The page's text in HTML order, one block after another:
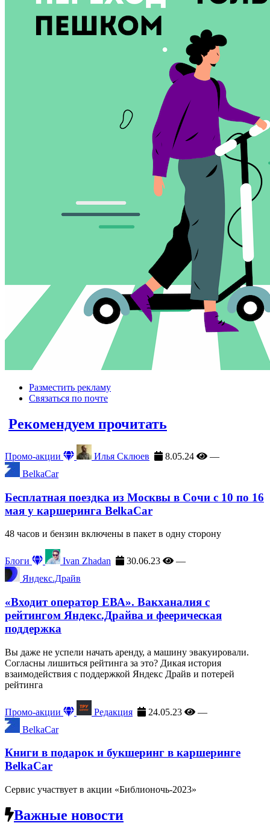
Разместить рекламу
Связаться по почте
Рекомендуем прочитать
Промо-акции Илья Склюев 8.05.24
—
BelkaCar
Бесплатная поездка из Москвы в Сочи с 10 по 16
мая у каршеринга BelkaCar
48 часов и бензин включены в пакет в одну сторону
Блоги Ivan Zhadan 30.06.23
—
Яндекс.Драйв
«Входит оператор ЕВА». Вакханалия с
рейтингом Яндекс.Драйва и феерическая
поддержка
Вы даже не успели начать аренду, а машину эвакуировали.
Согласны лишиться рейтинга за это? Дикая история
взаимодействия с поддержкой Яндекс Драйв и потерей
рейтинга
Промо-акции Редакция 24.05.23
—
BelkaCar
Книги в подарок и букшеринг в каршеринге
BelkaCar
Сервис участвует в акции «Библионочь-2023»
Важные новости